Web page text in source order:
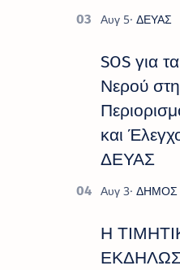
SOS για
Νερού
και
ΔΕΥΑΣ
Η